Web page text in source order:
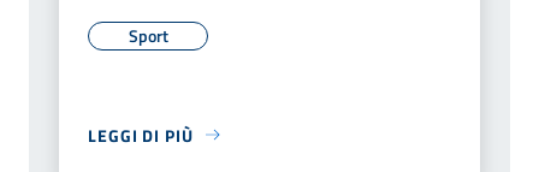
Sport
LEGGI DI PIÙ